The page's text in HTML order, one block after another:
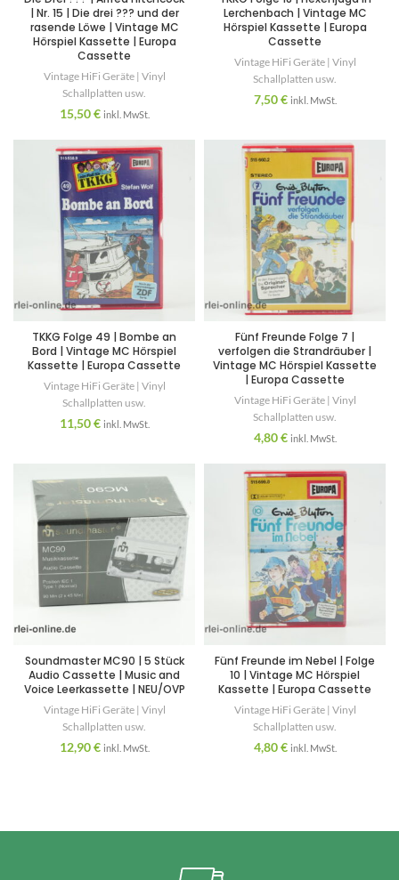
| Nr. 15 | Die drei ??? und der
rasende Löwe | Vintage MC
Hörspiel Kassette | Europa
Cassette
Vintage HiFi Geräte | Vinyl
Schallplatten usw.
15,50€ inkl. MwSt.
Lerchenbach | Vintage MC
Hörspiel Kassette | Europa
Cassette
Vintage HiFi Geräte | Vinyl
Schallplatten usw.
7,50€ inkl. MwSt.
TKKG Folge 49 | Bombe an
Bord | Vintage MC Hörspiel
Kassette | Europa Cassette
Vintage HiFi Geräte | Vinyl
Schallplatten usw.
11,50€ inkl. MwSt.
Fünf Freunde Folge 7 |
verfolgen die Strandräuber |
Vintage MC Hörspiel Kassette
| Europa Cassette
Vintage HiFi Geräte | Vinyl
Schallplatten usw.
4,80€ inkl. MwSt.
Soundmaster MC90 | 5 Stück
Audio Cassette | Music and
Voice Leerkassette | NEU/OVP
Vintage HiFi Geräte | Vinyl
Schallplatten usw.
12,90€ inkl. MwSt.
Fünf Freunde im Nebel | Folge
10 | Vintage MC Hörspiel
Kassette | Europa Cassette
Vintage HiFi Geräte | Vinyl
Schallplatten usw.
4,80€ inkl. MwSt.